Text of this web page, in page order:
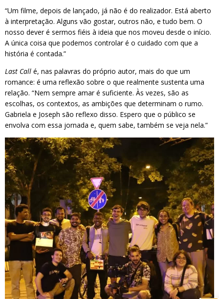
“Um filme, depois de lançado, já não é do realizador. Está aberto
à interpretação. Alguns vão gostar, outros não, e tudo bem. O
nosso dever é sermos fiéis à ideia que nos moveu desde o início.
A única coisa que podemos controlar é o cuidado com que a
história é contada.”
Last Call é, nas palavras do próprio autor, mais do que um
romance: é uma reflexão sobre o que realmente sustenta uma
relação. “Nem sempre amar é suficiente. Às vezes, são as
escolhas, os contextos, as ambições que determinam o rumo.
Gabriela e Joseph são reflexo disso. Espero que o público se
envolva com essa jornada e, quem sabe, também se veja nela.”